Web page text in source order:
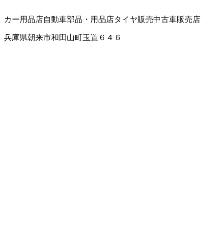
カー用品店自動車部品・用品店タイヤ販売中古車販売店
兵庫県朝来市和田山町玉置６４６